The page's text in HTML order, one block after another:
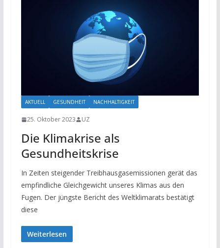
AKTUELL GESUNDHEIT NACHHALTIGKEIT
25. Oktober 2023 UZ
Die Klimakrise als
Gesundheitskrise
In Zeiten steigender Treibhausgasemissionen gerät das
empfindliche Gleichgewicht unseres Klimas aus den
Fugen. Der jüngste Bericht des Weltklimarats bestätigt
diese
Weiterlesen